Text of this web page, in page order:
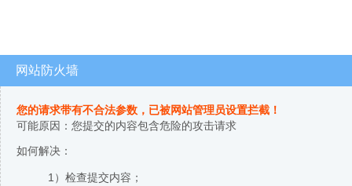
网站防火墙
您的请求带有不合法参数，已被网站管理员设置拦截！
可能原因：您提交的内容包含危险的攻击请求
如何解决：
1）检查提交内容；